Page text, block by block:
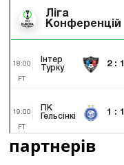
партнерів